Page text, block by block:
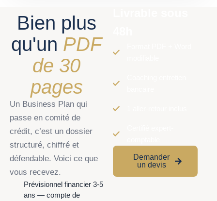
Bien plus
qu'un PDF
de 30
pages
Un Business Plan qui
passe en comité de
crédit, c’est un dossier
structuré, chiffré et
défendable. Voici ce que
vous recevez.
Prévisionnel financier 3-5
ans — compte de
Demander
un devis